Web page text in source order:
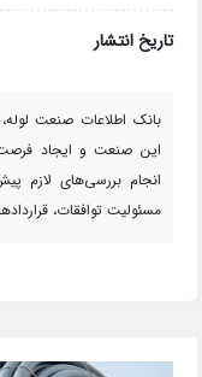
تاریخ انتشار
بانک اطلاعات صنعت
این صنعت و ایجاد
انجام بررسی‌های لازم
مسئولیت توافقات،